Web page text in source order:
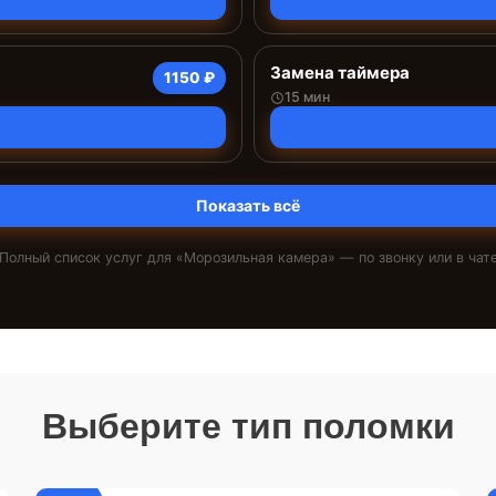
1150 ₽ Замена таймера
15 мин
Показать всё
список услуг для «Морозильная камера» — по звонку или в
Выберите тип поломки